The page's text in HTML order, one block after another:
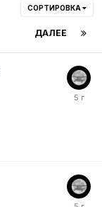
СОРТИРОВКА
ДАЛЕЕ